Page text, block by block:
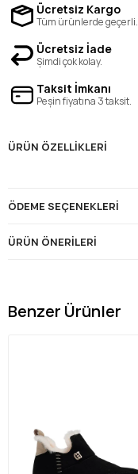
Ücretsiz Kargo
Tüm ürünlerde geçerli.
Ücretsiz İade
Şimdi çok kolay.
Taksit İmkanı
Peşin fiyatına 3 taksit.
ÜRÜN ÖZELLIKLERI
ÖDEME SEÇENEKLERI
ÜRÜN ÖNERILERI
Benzer Ürünler